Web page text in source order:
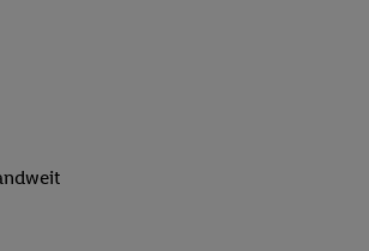
Zielgruppen
in Ihr
daraus eine